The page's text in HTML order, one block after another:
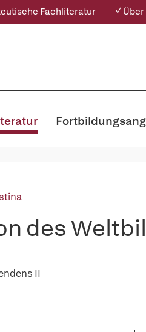
Fachliteratur ✓
des
II